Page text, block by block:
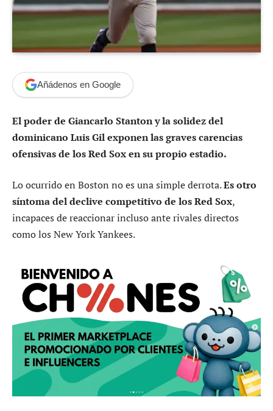
Añádenos en Google
El poder de Giancarlo Stanton y la solidez del
dominicano Luis Gil exponen las graves carencias
ofensivas de los Red Sox en su propio estadio.
Lo ocurrido en Boston no es una simple derrota.Es otro
síntoma del declive competitivo de los Red Sox,
incapaces de reaccionar incluso ante rivales directos
como los New York Yankees.